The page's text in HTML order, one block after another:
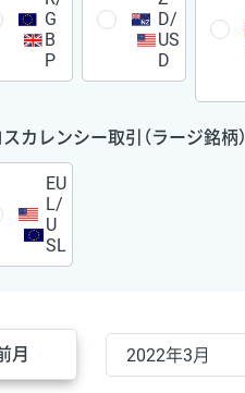
G
B
P
D/
US
D
カレンシー取引（ラージ銘柄）
EU
L/
U
SL
月